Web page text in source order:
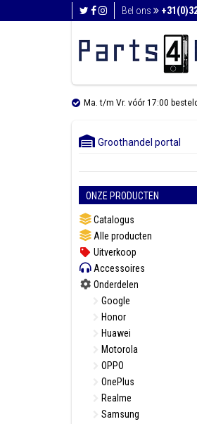
Bel ons
Ma. t/m Vr. vóór 17:00
Groothandel portal
ONZE PRODUCTEN
Catalogus
Alle producten
Uitverkoop
Accessoires
Onderdelen
Google
Honor
Huawei
Motorola
OPPO
OnePlus
Realme
Samsung